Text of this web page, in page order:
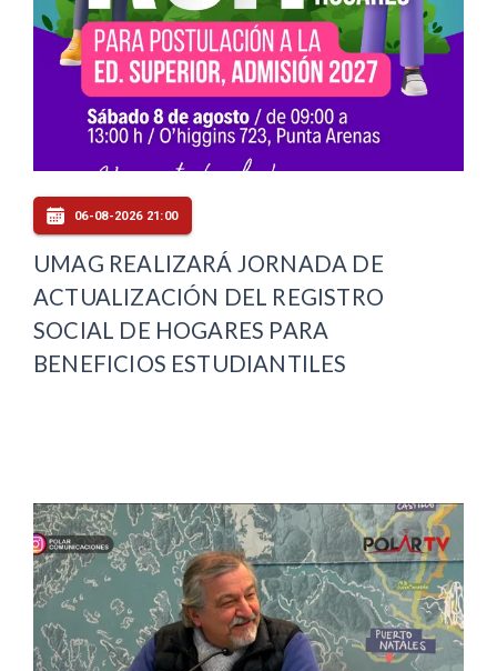
06-08-2026 21:00
UMAG REALIZARÁ JORNADA DE
ACTUALIZACIÓN DEL REGISTRO
SOCIAL DE HOGARES PARA
BENEFICIOS ESTUDIANTILES